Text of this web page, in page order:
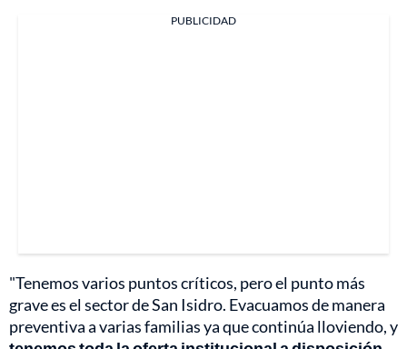
PUBLICIDAD
"Tenemos varios puntos críticos, pero el punto más
grave es el sector de San Isidro. Evacuamos de manera
preventiva a varias familias ya que continúa lloviendo, y